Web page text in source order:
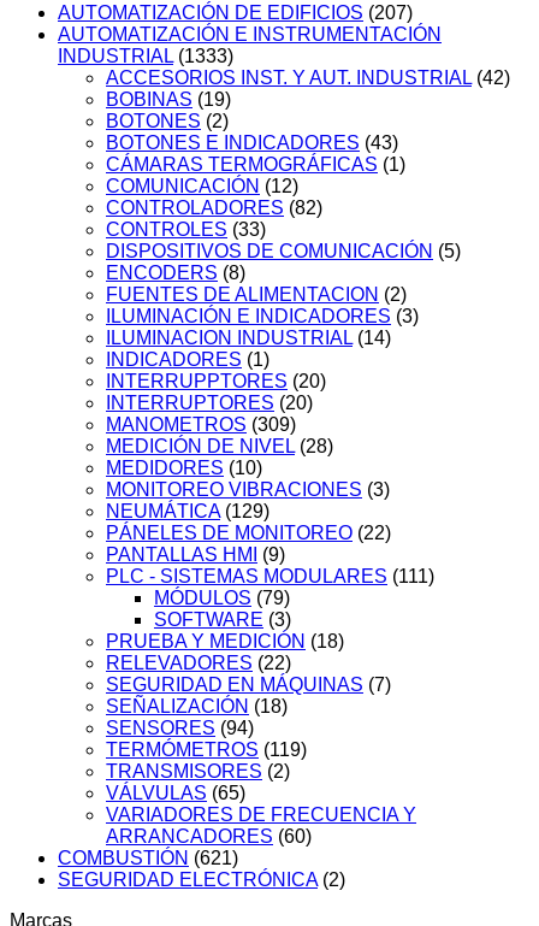
AUTOMATIZACIÓN DE EDIFICIOS (207)
AUTOMATIZACIÓN E INSTRUMENTACIÓN
INDUSTRIAL (1333)
ACCESORIOS INST. Y AUT. INDUSTRIAL (42)
BOBINAS (19)
BOTONES (2)
BOTONES E INDICADORES (43)
CÁMARAS TERMOGRÁFICAS (1)
COMUNICACIÓN (12)
CONTROLADORES (82)
CONTROLES (33)
DISPOSITIVOS DE COMUNICACIÓN (5)
ENCODERS (8)
FUENTES DE ALIMENTACION (2)
ILUMINACIÓN E INDICADORES (3)
ILUMINACION INDUSTRIAL (14)
INDICADORES (1)
INTERRUPPTORES (20)
INTERRUPTORES (20)
MANOMETROS (309)
MEDICIÓN DE NIVEL (28)
MEDIDORES (10)
MONITOREO VIBRACIONES (3)
NEUMÁTICA (129)
PÁNELES DE MONITOREO (22)
PANTALLAS HMI
(9)
PLC - SISTEMAS MODULARES (111)
MÓDULOS (79)
SOFTWARE (3)
PRUEBA Y MEDICIÓN (18)
RELEVADORES (22)
SEGURIDAD EN MÁQUINAS (7)
SEÑALIZACIÓN (18)
SENSORES (94)
TERMÓMETROS (119)
TRANSMISORES (2)
VÁLVULAS (65)
VARIADORES DE FRECUENCIA Y
ARRANCADORES (60)
COMBUSTIÓN (621)
SEGURIDAD ELECTRÓNICA (2)
Marcas